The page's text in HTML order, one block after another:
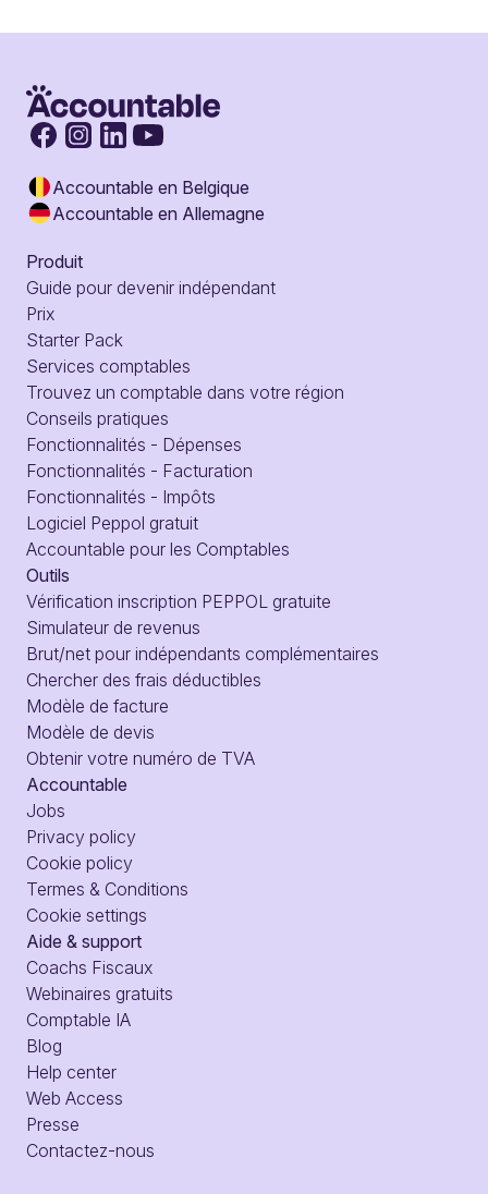
Accountable en Belgique
Accountable en Allemagne
Produit
Guide pour devenir indépendant
Prix
Starter Pack
Services comptables
Trouvez un comptable dans votre région
Conseils pratiques
Fonctionnalités - Dépenses
Fonctionnalités - Facturation
Fonctionnalités - Impôts
Logiciel Peppol gratuit
Accountable pour les Comptables
Outils
Vérification inscription PEPPOL gratuite
Simulateur de revenus
Brut/net pour indépendants complémentaires
Chercher des frais déductibles
Modèle de facture
Modèle de devis
Obtenir votre numéro de TVA
Accountable
Jobs
Privacy policy
Cookie policy
Termes & Conditions
Cookie settings
Aide & support
Coachs Fiscaux
Webinaires gratuits
Comptable IA
Blog
Help center
Web Access
Presse
Contactez-nous